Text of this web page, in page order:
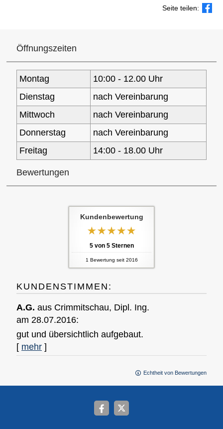
Seite teilen:
Öffnungszeiten
Montag
10:00 - 12.00 Uhr
Dienstag
nach Vereinbarung
Mittwoch
nach Vereinbarung
Donnerstag
nach Vereinbarung
Freitag
14:00 - 18.00 Uhr
Bewertungen
Kundenbewertung
5von 5Sternen
1 Bewertung seit 2016
KUNDENSTIMMEN:
A.G. aus Crimmitschau, Dipl. Ing.
am 28.07.2016:
gut und übersichtlich aufgebaut.
[ mehr ]
Echtheit von Bewertungen